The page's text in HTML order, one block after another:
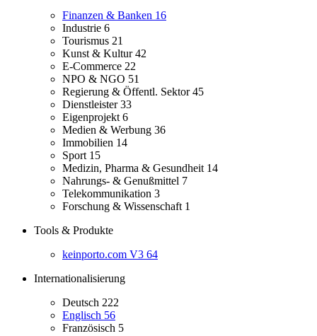
Finanzen & Banken 16
Industrie 6
Tourismus 21
Kunst & Kultur42
E-Commerce 22
NPO & NGO 51
Regierung & Öffentl. Sektor45
Dienstleister33
Eigenprojekt 6
Medien & Werbung 36
Immobilien 14
Sport 15
Medizin, Pharma & Gesundheit 14
Nahrungs- & Genußmittel 7
Telekommunikation 3
Forschung & Wissenschaft 1
Tools & Produkte
keinporto.com V3 64
Internationalisierung
Deutsch 222
Englisch 56
Französisch 5